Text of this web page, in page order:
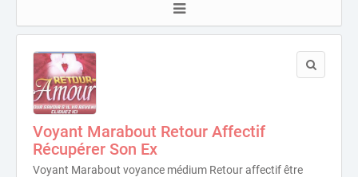
Voyant Marabout Retour Affectif
Récupérer Son Ex
Voyant Marabout voyance médium Retour affectif être